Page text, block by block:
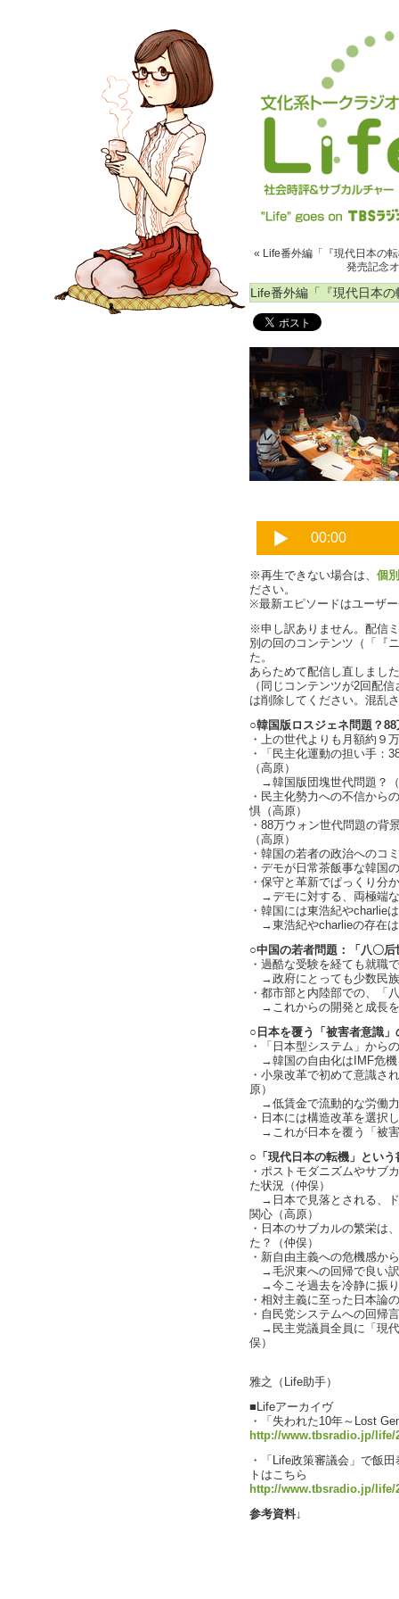
« Life番外編「『現代日本の
発売記念
Life番外編「『現代日本
※再生できない場合は、 個
ださい。
※最新エピソードはユーザ
※申し訳ありません。配信
別の回のコンテンツ（「『
た。
あらためて配信し直しまし
（同じコンテンツが2回配
は削除してください。混乱
○韓国版ロスジェネ問題？
・上の世代よりも月額約９
・「民主化運動の担い手：
（高原）
→韓国版団塊世代問題？
・民主化勢力への不信から
惧（高原）
・88万ウォン世代問題の背
（高原）
・韓国の若者の政治へのコ
・デモが日常茶飯事な韓国
・保守と革新でぱっくり分
→デモに対する、両極端
・韓国には東浩紀やcharlie
→東浩紀やcharlieの存在は
○中国の若者問題：「八〇
・過酷な受験を経ても就職
→政府にとっても少数民族
・都市部と内陸部での、「
→これからの開発と成長を
○日本を覆う「被害者意識
・「日本型システム」から
→韓国の自由化はIMF危機
・小泉改革で初めて意識さ
原）
→低賃金で流動的な労働力
・日本には構造改革を選択
→これが日本を覆う「被
○「現代日本の転機」という
・ポストモダニズムやサブ
た状況（仲俣）
→日本で見落とされる、ド
関心（高原）
・日本のサブカルの繁栄は
た？（仲俣）
・新自由主義への危機感か
→毛沢東への回帰で良い
→今こそ過去を冷静に振
・相対主義に至った日本論
・自民党システムへの回帰
→民主党議員全員に「現代
俣）
雅之（Life助手）
■Lifeアーカイヴ
・「失われた10年～Lost
http://www.tbsradio.jp/life/
・「Life政策審議会」で飯
トはこちら
http://www.tbsradio.jp/life/
参考資料↓